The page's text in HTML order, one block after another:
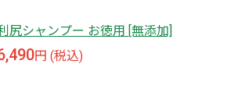
尻シャンプー お徳用 [無添加]
円 (税込)